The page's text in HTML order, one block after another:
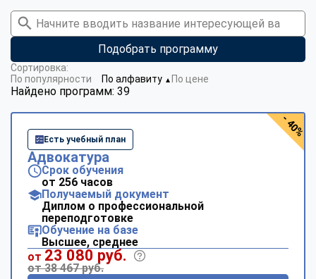
Подобрать программу
Найдено программ: 39
Сортировка:
По популярности
По алфавиту ▼ По цене
Есть учебный план
Адвокатура
Срок обучения
от 256 часов
Получаемый документ
Диплом о профессиональной
переподготовке
Обучение на базе
Высшее, среднее
от 23 080 руб.
от 38 467 руб.
- 40%